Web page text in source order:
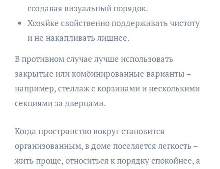
создавая визуальный порядок.
Хозяйке свойственно поддерживать чистоту
и не накапливать лишнее.
В противном случае лучше использовать
закрытые или комбинированные варианты –
например, стеллаж с корзинами и несколькими
секциями за дверцами.
Когда пространство вокруг становится
организованным, в доме поселяется легкость –
жить проще, относиться к порядку спокойнее, а